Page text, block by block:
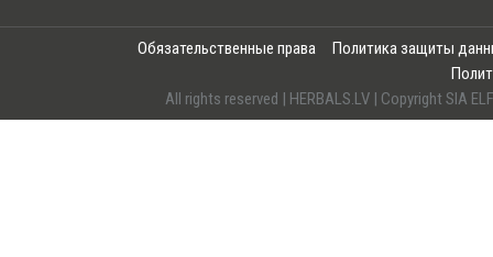
Обязательственные права
Политика защиты
All rights reserved | HERBALS.LV | Copyright SIA